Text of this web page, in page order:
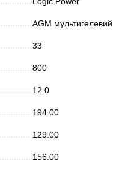
AGM мультигелевий
33
800
12.0
194.00
129.00
156.00